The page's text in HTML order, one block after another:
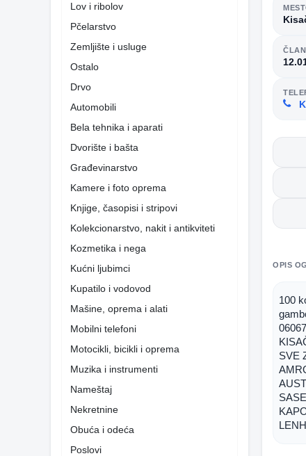
Lov i ribolov
Pčelarstvo
Zemljište i usluge
Ostalo
Drvo
Automobili
Bela tehnika i aparati
Dvorište i bašta
Građevinarstvo
Kamere i foto oprema
Knjige, časopisi i stripovi
Kolekcionarstvo, nakit i antikviteti
Kozmetika i nega
Kućni ljubimci
Kupatilo i vodovod
Mašine, oprema i alati
Mobilni telefoni
Motocikli, bicikli i oprema
Muzika i instrumenti
Nameštaj
Nekretnine
Obuća i odeća
Poslovi
OPIS
100
SVE